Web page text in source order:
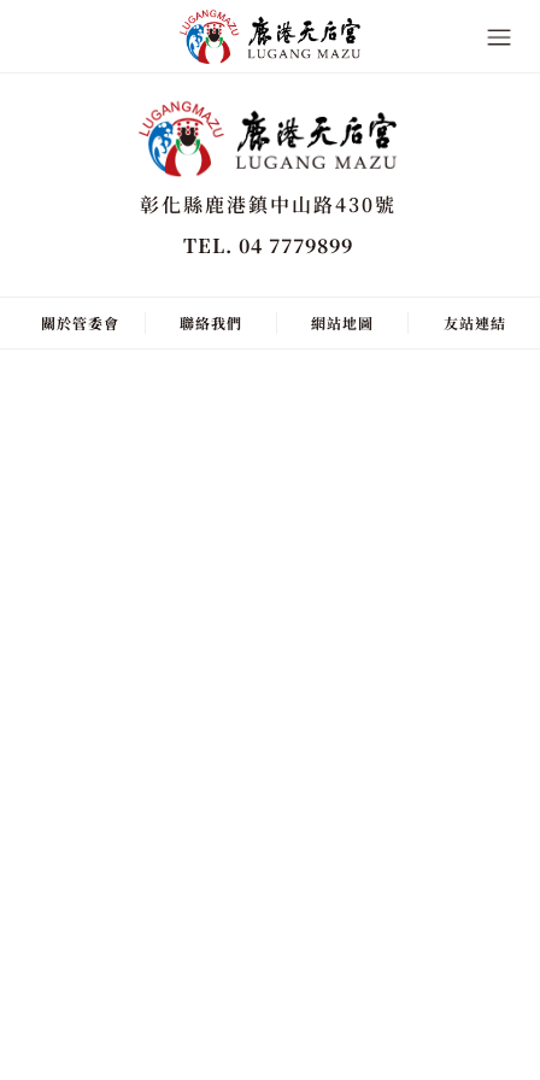
彰化縣鹿港鎮中山路430號
TEL. 04 7779899
關於管委會 聯絡我們 網站地圖 友站連結